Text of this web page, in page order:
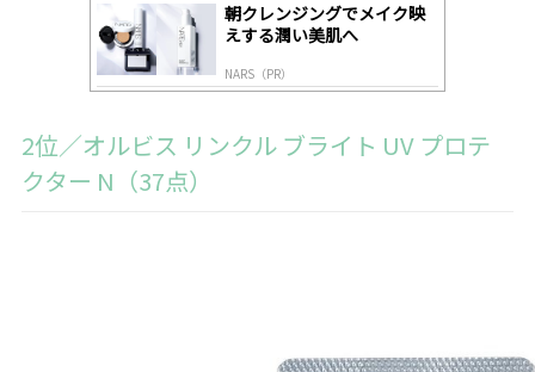
朝クレンジングでメイク映
えする潤い美肌へ
NARS（PR）
2位／オルビス リンクル ブライト UV プロテ
クター N（37点）